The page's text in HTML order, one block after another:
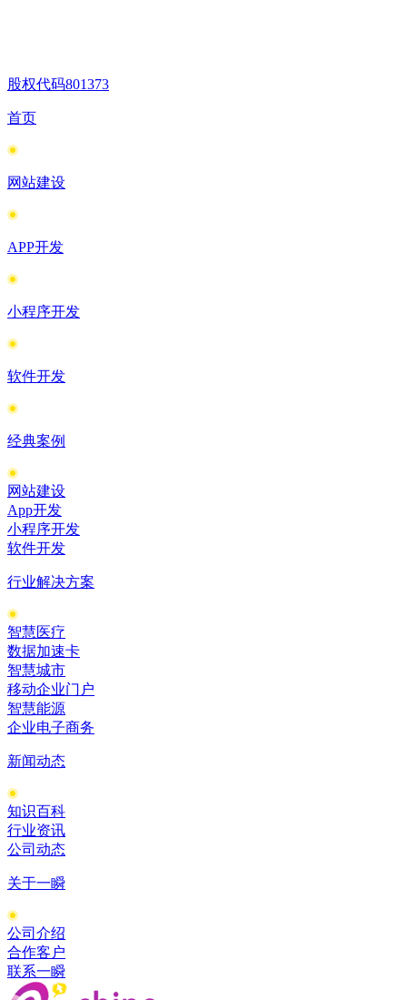
股权代码801373
首页
网站建设
APP开发
小程序开发
软件开发
经典案例
网站建设
App开发
小程序开发
软件开发
行业解决方案
智慧医疗
数据加速卡
智慧城市
移动企业门户
智慧能源
企业电子商务
新闻动态
知识百科
行业资讯
公司动态
关于一瞬
公司介绍
合作客户
联系一瞬